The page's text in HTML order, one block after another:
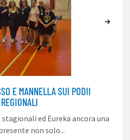
E MANNELLA SUI PODII
REGIONALI
ed Eureka ancora una
non solo...